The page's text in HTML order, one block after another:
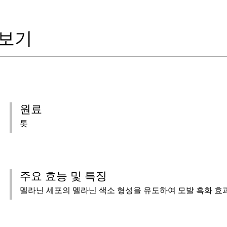
기
원료
톳
주요 효능 및 특징
멜라닌 세포의 멜라닌 색소 형성을 유도하여 모발 흑화 효